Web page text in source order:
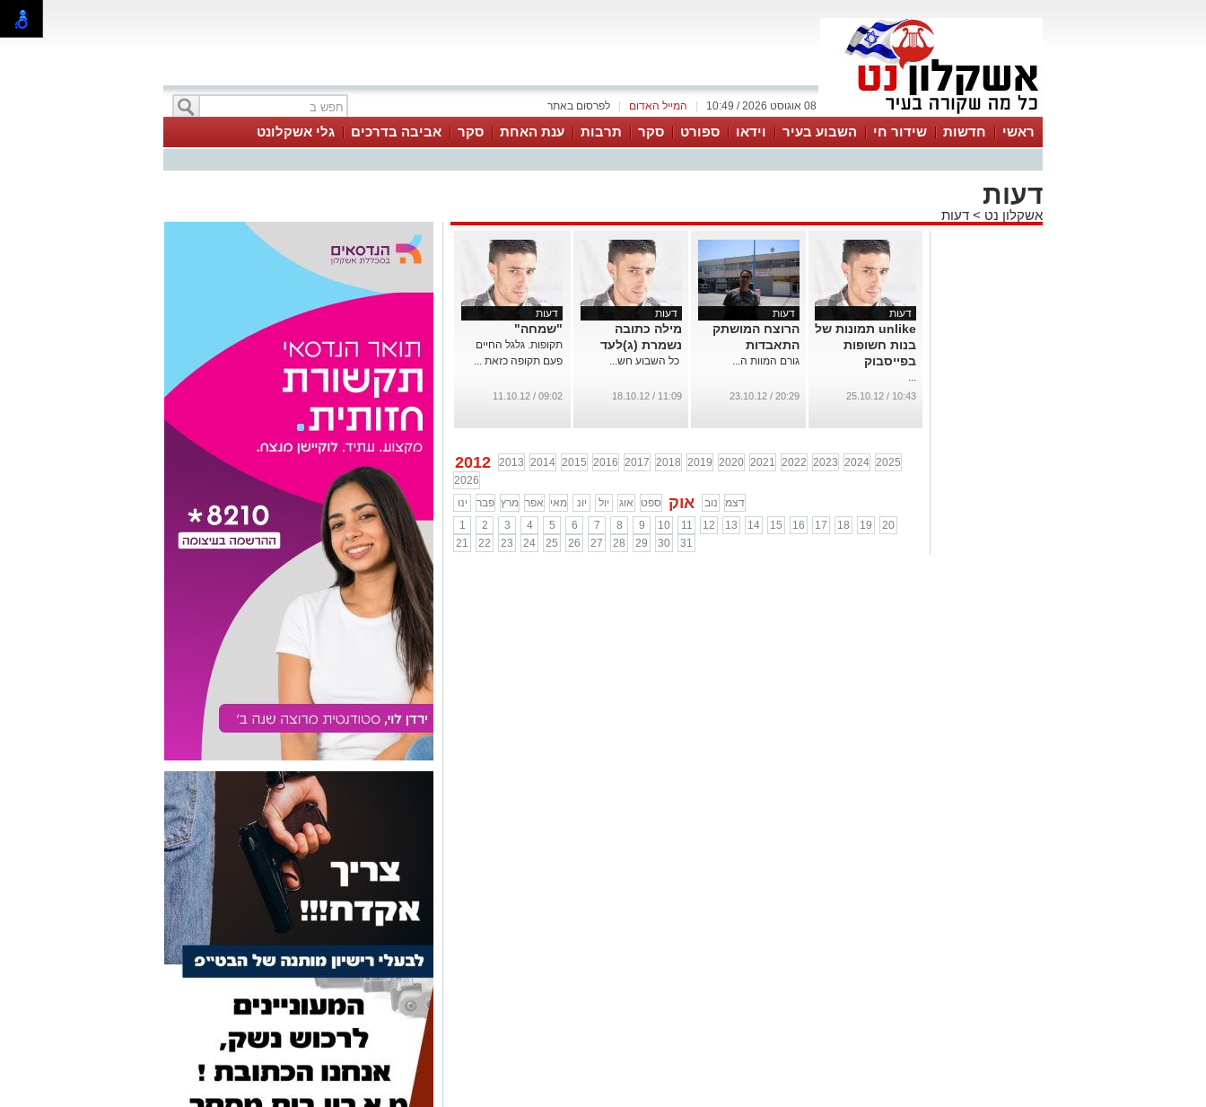
לפרסום באתר המייל האדום 08 אוגוסט 2026 / 10:49
ראשי חדשות שידור חי השבוע בעיר וידאו ספורט סקר תרבות ענת האחת סקר אביבה בדרכים גלי אשקלונט
דעות
אשקלון נט > דעות
דעות
unlike תמונות של
בנות חשופות
בפייסבוק
...
10:43 / 25.10.12
דעות
הרוצח המושתק
התאבדות
גורם המוות ה...
20:29 / 23.10.12
דעות
מילה כתובה
נשמרת (ג)לעד
כל השבוע חש...
11:09 / 18.10.12
דעות
"שמחה"
תקופות. גלגל החיים
פעם תקופה כזאת ...
09:02 / 11.10.12
2012 2013 2014 2015 2016 2017 2018 2019 2020 2021 2022 2023 2024 2025
2026
ינו
פבר מרץ אפר מאי יונ יול אוג ספט אוק נוב
דצמ
1
2 3 4 5 6 7 8 9 10 11 12 13 14 15 16 17 18 19
20
21
22 23 24 25 26 27 28 29 30 31